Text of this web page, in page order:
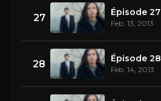
27 Épisode 27
Feb. 13, 2013
28 Épisode 28
Feb. 14, 2013